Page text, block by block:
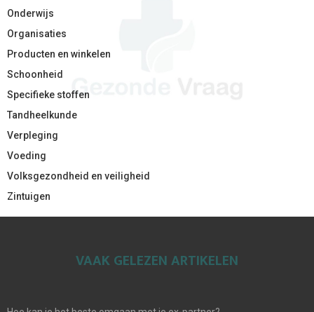
Onderwijs
Organisaties
Producten en winkelen
Schoonheid
Specifieke stoffen
Tandheelkunde
Verpleging
Voeding
Volksgezondheid en veiligheid
Zintuigen
VAAK GELEZEN ARTIKELEN